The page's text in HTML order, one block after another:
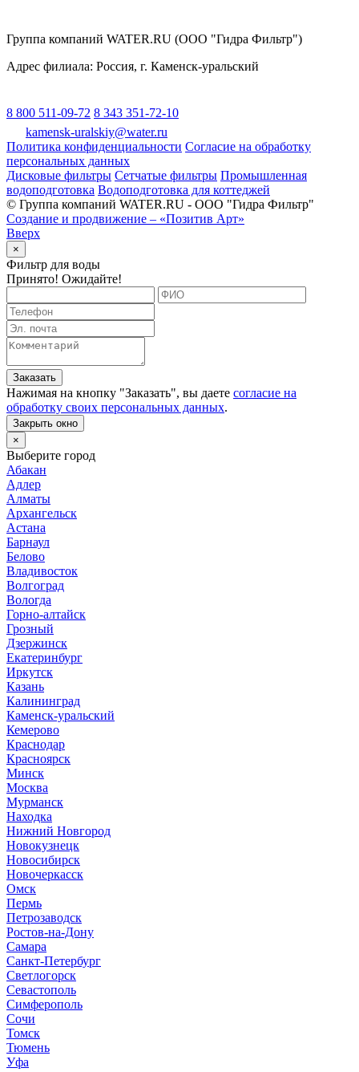
Группа компаний WATER.RU (ООО "Гидра Фильтр")
Адрес филиала: Россия, г. Каменск-уральский
8 800 511-09-72 8 343 351-72-10
kamensk-uralskiy@water.ru
Политика конфиденциальности Согласие на обработку
персональных данных
Дисковые фильтры Сетчатые фильтры Промышленная
водоподготовка Водоподготовка для коттеджей
© Группа компаний WATER.RU - ООО "Гидра Фильтр"
Создание и продвижение – «Позитив Арт»
Вверх
×
Фильтр для воды
Принято! Ожидайте!
Заказать
Нажимая на кнопку "Заказать", вы даете согласие на
обработку своих персональных данных.
Закрыть окно
×
Выберите город
Абакан
Адлер
Алматы
Архангельск
Астана
Барнаул
Белово
Владивосток
Волгоград
Вологда
Горно-алтайск
Грозный
Дзержинск
Екатеринбург
Иркутск
Казань
Калининград
Каменск-уральский
Кемерово
Краснодар
Красноярск
Минск
Москва
Мурманск
Находка
Нижний Новгород
Новокузнецк
Новосибирск
Новочеркасск
Омск
Пермь
Петрозаводск
Ростов-на-Дону
Самара
Санкт-Петербург
Светлогорск
Севастополь
Симферополь
Сочи
Томск
Тюмень
Уфа